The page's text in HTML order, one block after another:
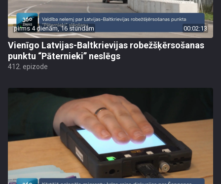
pirms 4 dienām, 16 stundām 00:02:13
Vienīgo Latvijas-Baltkrievijas robežšķērsošanas
punktu “Pāternieki” neslēgs
412. epizode